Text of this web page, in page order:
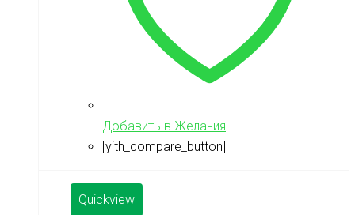
Добавить в Желания
[yith_compare_button]
Quickview